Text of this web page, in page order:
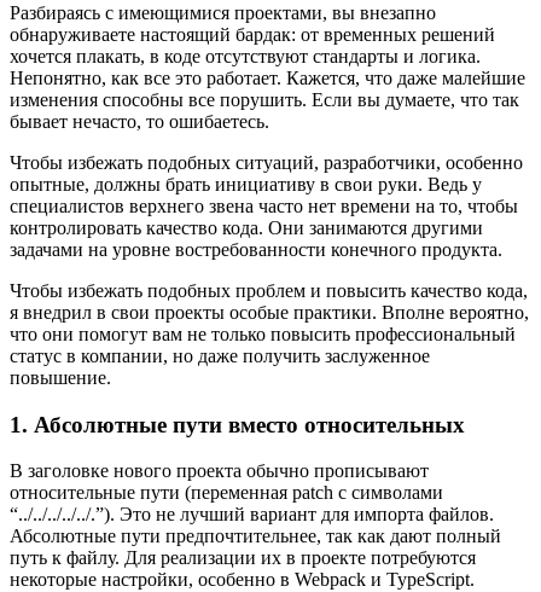
Разбираясь с имеющимися проектами, вы внезапно
обнаруживаете настоящий бардак: от временных решений
хочется плакать, в коде отсутствуют стандарты и логика.
Непонятно, как все это работает. Кажется, что даже малейшие
изменения способны все порушить. Если вы думаете, что так
бывает нечасто, то ошибаетесь.
Чтобы избежать подобных ситуаций, разработчики, особенно
опытные, должны брать инициативу в свои руки. Ведь у
специалистов верхнего звена часто нет времени на то, чтобы
контролировать качество кода. Они занимаются другими
задачами на уровне востребованности конечного продукта.
Чтобы избежать подобных проблем и повысить качество кода,
я внедрил в свои проекты особые практики. Вполне вероятно,
что они помогут вам не только повысить профессиональный
статус в компании, но даже получить заслуженное
повышение.
1. Абсолютные пути вместо относительных
В заголовке нового проекта обычно прописывают
относительные пути (переменная patch с символами
“../../../../../.”). Это не лучший вариант для импорта файлов.
Абсолютные пути предпочтительнее, так как дают полный
путь к файлу. Для реализации их в проекте потребуются
некоторые настройки, особенно в Webpack и TypeScript.